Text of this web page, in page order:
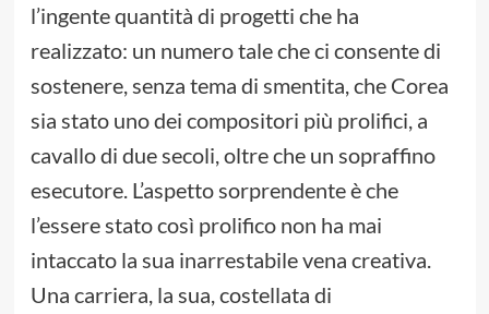
l’ingente quantità di progetti che ha
realizzato: un numero tale che ci consente di
sostenere, senza tema di smentita, che Corea
sia stato uno dei compositori più prolifici, a
cavallo di due secoli, oltre che un sopraffino
esecutore. L’aspetto sorprendente è che
l’essere stato così prolifico non ha mai
intaccato la sua inarrestabile vena creativa.
Una carriera, la sua, costellata di